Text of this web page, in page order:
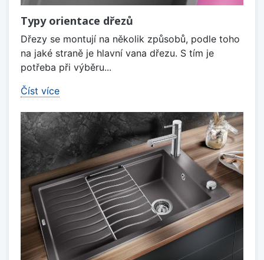
Typy orientace dřezů
Dřezy se montují na několik způsobů, podle toho
na jaké straně je hlavní vana dřezu. S tím je
potřeba při výběru...
Číst více